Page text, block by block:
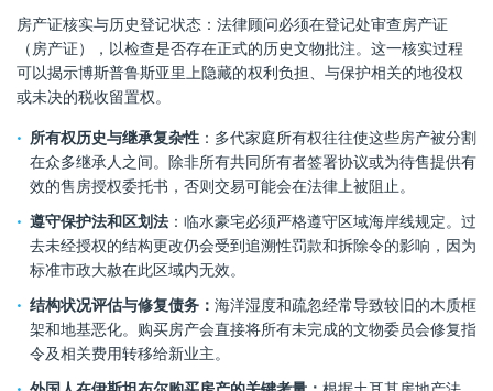
房产证核实与历史登记状态：法律顾问必须在登记处审查房产证
（房产证），以检查是否存在正式的历史文物批注。这一核实过程
可以揭示博斯普鲁斯亚里上隐藏的权利负担、与保护相关的地役权
或未决的税收留置权。
所有权历史与继承复杂性 ：多代家庭所有权往往使这些房产被分割
在众多继承人之间。除非所有共同所有者签署协议或为待售提供有
效的售房授权委托书，否则交易可能会在法律上被阻止。
遵守保护法和区划法 ：临水豪宅必须严格遵守区域海岸线规定。过
去未经授权的结构更改仍会受到追溯性罚款和拆除令的影响，因为
标准市政大赦在此区域内无效。
结构状况评估与修复债务： 海洋湿度和疏忽经常导致较旧的木质框
架和地基恶化。购买房产会直接将所有未完成的文物委员会修复指
令及相关费用转移给新业主。